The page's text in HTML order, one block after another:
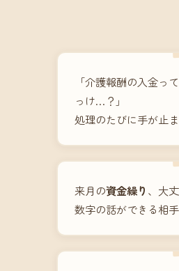
「介護報酬の入金っ
っけ…？」
処理のたびに手が止
来月の資金繰り 、大
数字の話ができる相